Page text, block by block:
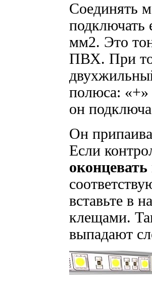
Соединять
мм2. Это
ПВХ. При
полюса:
он
Он
Если
оконцевать
вставьте в
клещами.
выпадают